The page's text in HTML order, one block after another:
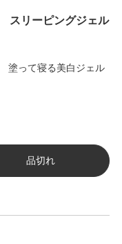
スリーピングジェル
塗って寝る美白ジェル
品切れ